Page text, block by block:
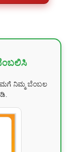
ನಿಮ್ಮ ಬೆಂಬಲ